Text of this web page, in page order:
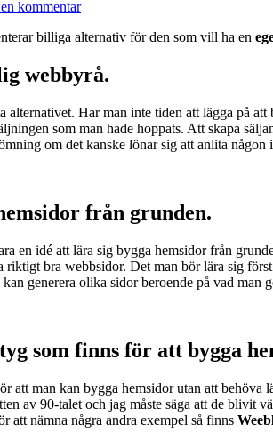
kommentar
billiga alternativ för den som vill ha en
webbyrå.
Har man inte tiden att lägga på
som man hade hoppats. Att skapa
om det kanske lönar sig att anlita någon
från grunden.
en idé att lära sig bygga hemsidor från
riktigt bra webbsidor. Det man bör lära sig
generera olika sidor beroende på vad
som finns för att bygga
att man kan bygga hemsidor utan att
av 90-talet och jag måste säga att de blivit
att nämna några andra exempel så finns